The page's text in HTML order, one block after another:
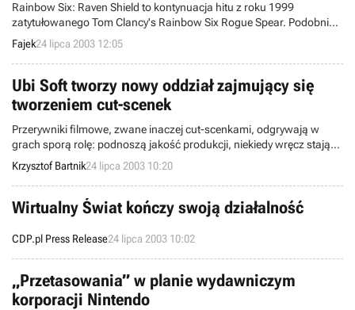
Rainbow Six: Raven Shield to kontynuacja hitu z roku 1999
zatytułowanego Tom Clancy's Rainbow Six Rogue Spear. Podobnie
jak w poprzednich częściach tej serii opartej na twórczości Toma
Clancy's, dowodzimy tu oddziałem antyterrorystycznym Rainbow...
Fajek24 lipca 2003 12:05
Ubi Soft tworzy nowy oddział zajmujący się
tworzeniem cut-scenek
Przerywniki filmowe, zwane inaczej cut-scenkami, odgrywają w
grach sporą rolę: podnoszą jakość produkcji, niekiedy wręcz stają
się ich wizytówkami (np. tytuły korporacji Blizzard). Nic więc
dziwnego, że wydawcy i developerzy tak wiele uwagi przywiązują do
tego aspektu. Korporacja Ubi Soft postanowiła nawet utworzyć
specjalny oddział swojej firmy, zajmującą się wyłącznie tworzeniem
omawianych filmików...
Krzysztof Bartnik24 lipca 2003 10:20
Wirtualny Świat kończy swoją działalność
CDP.pl Press Release24 lipca 2003 10:02
„Przetasowania” w planie wydawniczym
korporacji Nintendo